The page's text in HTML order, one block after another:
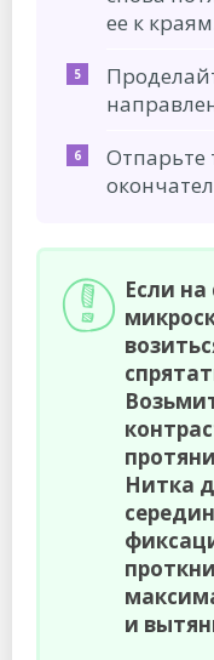
ее к
Отпарьте
Если
Нитка
и